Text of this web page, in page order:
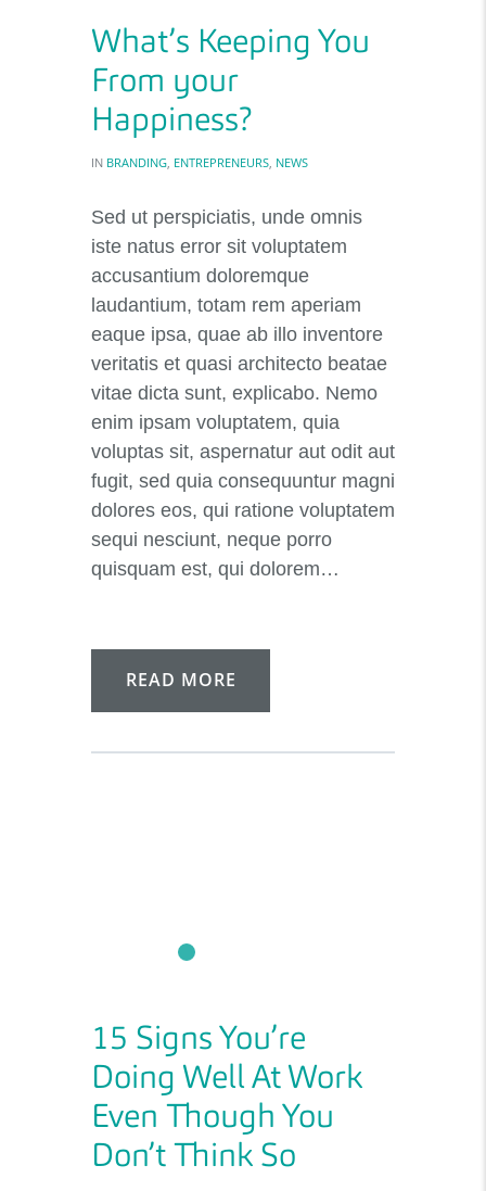
What’s Keeping You
From your
Happiness?
IN BRANDING ENTREPRENEURS NEWS
Sed ut perspiciatis, unde omnis
iste natus error sit voluptatem
accusantium doloremque
laudantium, totam rem aperiam
eaque ipsa, quae ab illo inventore
veritatis et quasi architecto beatae
vitae dicta sunt, explicabo. Nemo
enim ipsam voluptatem, quia
voluptas sit, aspernatur aut odit aut
fugit, sed quia consequuntur magni
dolores eos, qui ratione voluptatem
sequi nesciunt, neque porro
quisquam est, qui dolorem…
READ MORE
15 Signs You’re
Doing Well At Work
Even Though You
Don’t Think So